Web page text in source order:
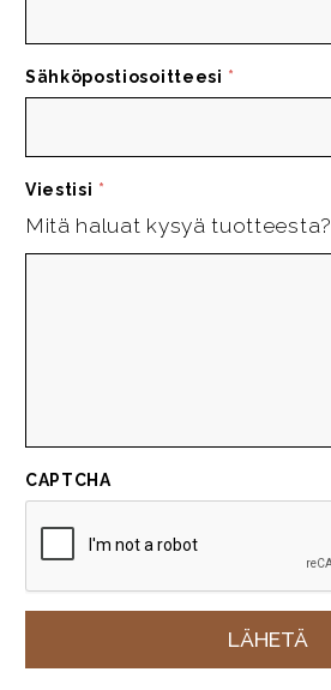
Sähköpostiosoitteesi *
Viestisi *
Mitä haluat kysyä tuotteesta?
CAPTCHA